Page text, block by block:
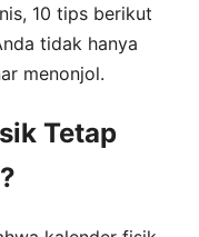
10 tips berikut
tidak hanya
menonjol.
Tetap